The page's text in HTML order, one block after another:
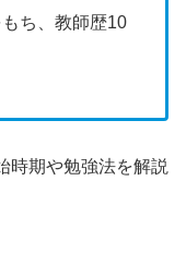
ち、教師歴10
時期や勉強法を解説